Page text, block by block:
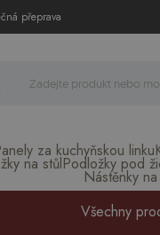
přeprava
za kuchyňskou linku
na stůlPodložky pod
Nástěnky
Všechny